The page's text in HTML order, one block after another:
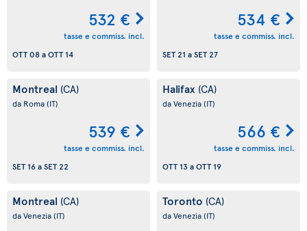
532 €
tasse e commiss. incl.
OTT 08aOTT 14
534 €
tasse e commiss. incl.
SET 21 aSET 27
Montreal (CA)
da Roma(IT)
539 €
tasse e commiss. incl.
SET 16aSET 22
Halifax (CA)
da Venezia(IT)
566 €
tasse e commiss. incl.
OTT 13aOTT 19
Montreal (CA)
da Venezia(IT)
Toronto (CA)
da Venezia(IT)